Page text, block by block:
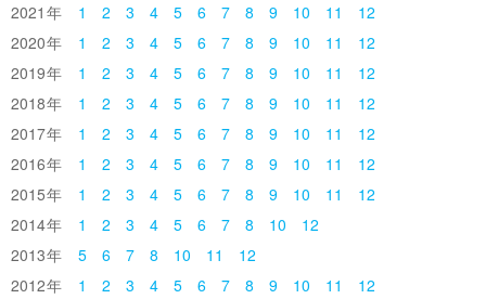
2021
1 2 3 4 5 6 7 8 9 10 11
12
2020
1 2 3 4 5 6 7 8 9 10 11
12
2019
1 2 3 4 5 6 7 8 9 10 11
12
2018
1 2 3 4 5 6 7 8 9 10 11
12
2017
1 2 3 4 5 6 7 8 9 10 11
12
2016
1 2 3 4 5 6 7 8 9 10 11
12
2015
1 2 3 4 5 6 7 8 9 10 11
12
2014
1 2 3 4 5 6 7 8 10
12
2013
5 6 7 8 10 11
12
2012
1 2 3 4 5 6 7 8 9 10 11
12